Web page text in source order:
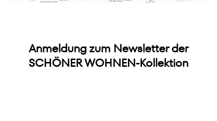
Anmeldung zum Newsletter der
SCHÖNER WOHNEN-Kollektion